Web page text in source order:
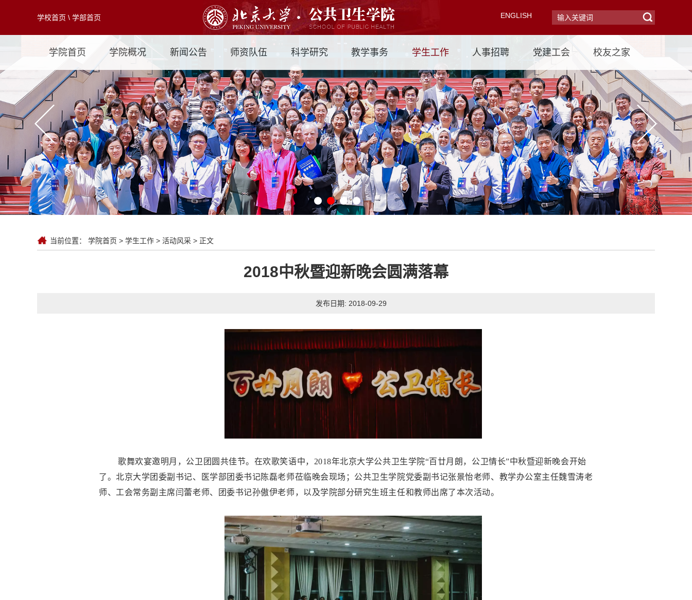
学校首页 \ 学部首页 ENGLISH
学院首页 学院概况 新闻公告 师资队伍 科学研究 教学事务 学生工作 人事招聘 党建工会 校友之家
当前位置： 学院首页 > 学生工作 > 活动风采 > 正文
2018中秋暨迎新晚会圆满落幕
发布日期: 2018-09-29
歌舞欢宴邀明月，公卫团圆共佳节。在欢歌笑语中，2018年北京大学公共卫生学院“百廿月朗，公卫情长”中秋暨迎新晚会开始
了。北京大学团委副书记、医学部团委书记陈磊老师莅临晚会现场；公共卫生学院党委副书记张景怡老师、教学办公室主任魏雪涛老
师、工会常务副主席闫蕾老师、团委书记孙傲伊老师，以及学院部分研究生班主任和教师出席了本次活动。